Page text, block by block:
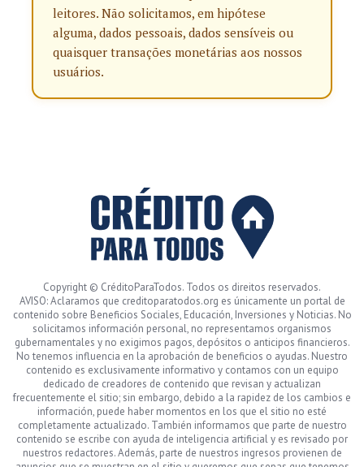
leitores. Não solicitamos, em hipótese
alguma, dados pessoais, dados sensíveis ou
quaisquer transações monetárias aos nossos
usuários.
Copyright © CréditoParaTodos. Todos os direitos reservados.
AVISO: Aclaramos que creditoparatodos.org es únicamente un portal de
contenido sobre Beneficios Sociales, Educación, Inversiones y Noticias. No
solicitamos información personal, no representamos organismos
gubernamentales y no exigimos pagos, depósitos o anticipos financieros.
No tenemos influencia en la aprobación de beneficios o ayudas. Nuestro
contenido es exclusivamente informativo y contamos con un equipo
dedicado de creadores de contenido que revisan y actualizan
frecuentemente el sitio; sin embargo, debido a la rapidez de los cambios e
información, puede haber momentos en los que el sitio no esté
completamente actualizado. También informamos que parte de nuestro
contenido se escribe con ayuda de inteligencia artificial y es revisado por
nuestros redactores. Además, parte de nuestros ingresos provienen de